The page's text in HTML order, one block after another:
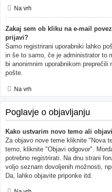
Na vrh
Zakaj sem ob kliku na e-mail
prijavi?
Samo registrirani uporabniki lahko
in še to samo, če je administrator to
bi anonimnim uporabnikom
pošte.
Na vrh
Poglavje o objavljanju
Kako ustvarim novo temo ali
Za objavo nove teme kliknite "Nova
temo, kliknite "Objavi odgovor".
potrebno registrirati. Na dnu strani
voljo seznam dovoljenih možnosti,
Da, lahko objavite priponke itd.